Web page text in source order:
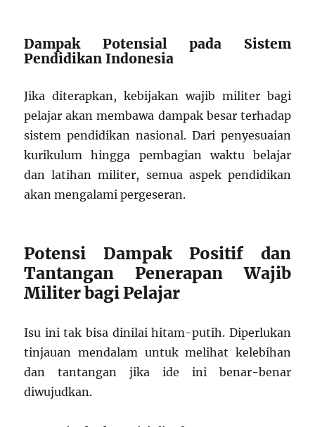
Dampak Potensial pada Sistem
Pendidikan Indonesia
Jika diterapkan, kebijakan wajib militer bagi
pelajar akan membawa dampak besar terhadap
sistem pendidikan nasional. Dari penyesuaian
kurikulum hingga pembagian waktu belajar
dan latihan militer, semua aspek pendidikan
akan mengalami pergeseran.
Potensi Dampak Positif dan
Tantangan Penerapan Wajib
Militer bagi Pelajar
Isu ini tak bisa dinilai hitam-putih. Diperlukan
tinjauan mendalam untuk melihat kelebihan
dan tantangan jika ide ini benar-benar
diwujudkan.